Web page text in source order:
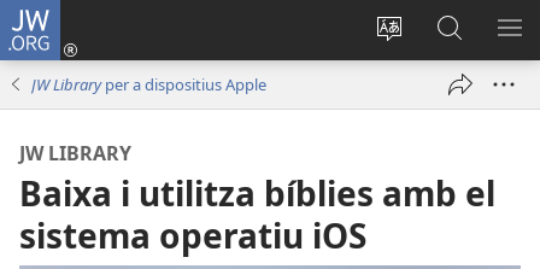
JW.ORG
Canviar
l'idioma
Iniciar
sessió
nova)
Busca
a
JW.ORG
JW Libraryper a dispositius Apple
JW LIBRARY
Baixa i utilitza bíblies amb el
sistema operatiu iOS